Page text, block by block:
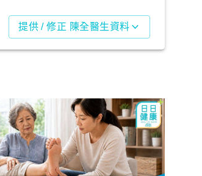
提供 / 修正 陳全醫生資料